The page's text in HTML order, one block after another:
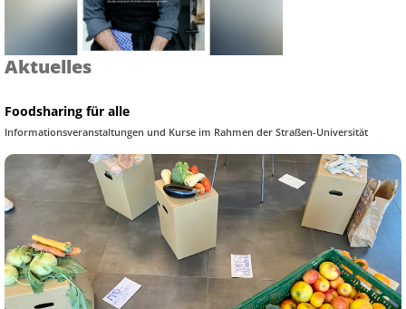
Aktuelles
Foodsharing für alle
Informationsveranstaltungen und Kurse im Rahmen der Straßen-Universität